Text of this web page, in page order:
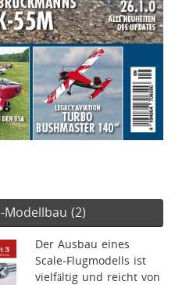
Modellbau (2)
Der Ausbau eines
Scale-Flugmodells ist
vielfältig und reicht von